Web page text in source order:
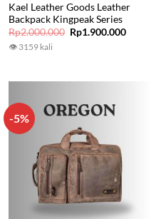
Kael Leather Goods Leather
Backpack Kingpeak Series
Rp2.000.000 Original
price
Rp1.900.000Current
👁 3159 kali
-5%